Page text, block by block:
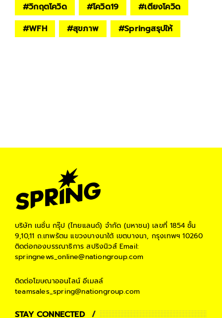
#วิกฤตโควิด #โควิด19 #เตียงโควิด
#WFH #สุขภาพ #Springสรุปให้
บริษัท เนชั่น กรุ๊ป (ไทยแลนด์) จำกัด (มหาชน) เลขที่ 1854 ชั้น
9,10,11 ถ.เทพรัตน แขวงบางนาใต้ เขตบางนา, กรุงเทพฯ 10260
ติดต่อกองบรรณาธิการ สปริงนิวส์Email:
springnews_online@nationgroup.com
ติดต่อโฆษณาออนไลน์ อีเมลล์
teamsales_spring@nationgroup.com
STAY CONNECTED